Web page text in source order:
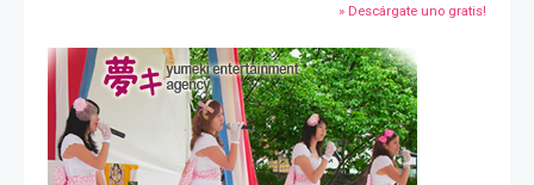
» Descárgate uno gratis!